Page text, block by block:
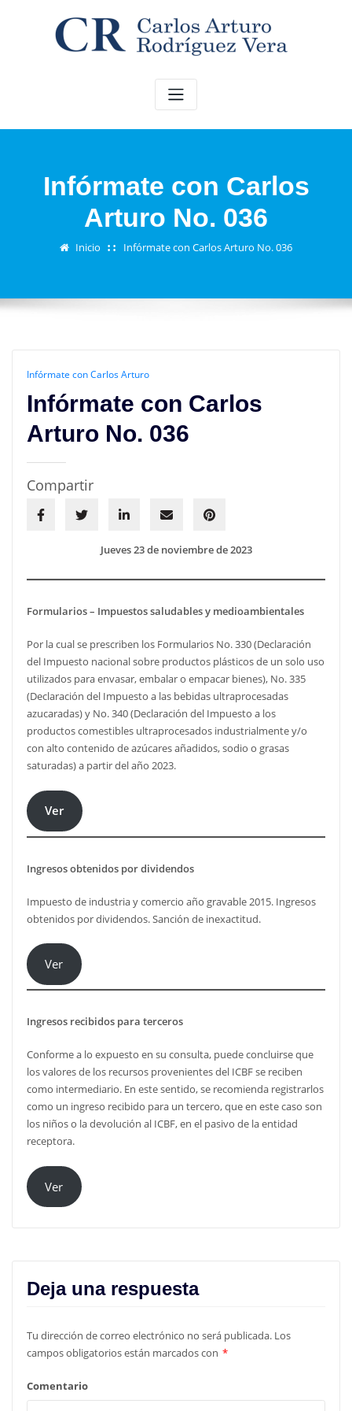
Infórmate con Carlos
Arturo No. 036
Inicio Infórmate con Carlos Arturo No. 036
Infórmate con Carlos Arturo
Infórmate con Carlos
Arturo No. 036
Compartir
Jueves 23 de noviembre de 2023
Formularios – Impuestos saludables y medioambientales
Por la cual se prescriben los Formularios No. 330 (Declaración
del Impuesto nacional sobre productos plásticos de un solo uso
utilizados para envasar, embalar o empacar bienes), No. 335
(Declaración del Impuesto a las bebidas ultraprocesadas
azucaradas) y No. 340 (Declaración del Impuesto a los
productos comestibles ultraprocesados industrialmente y/o
con alto contenido de azúcares añadidos, sodio o grasas
saturadas) a partir del año 2023.
Ver
Ingresos obtenidos por dividendos
Impuesto de industria y comercio año gravable 2015. Ingresos
obtenidos por dividendos. Sanción de inexactitud.
Ver
Ingresos recibidos para terceros
Conforme a lo expuesto en su consulta, puede concluirse que
los valores de los recursos provenientes del ICBF se reciben
como intermediario. En este sentido, se recomienda registrarlos
como un ingreso recibido para un tercero, que en este caso son
los niños o la devolución al ICBF, en el pasivo de la entidad
receptora.
Ver
Deja una respuesta
Tu dirección de correo electrónico no será publicada. Los
campos obligatorios están marcados con *
Comentario